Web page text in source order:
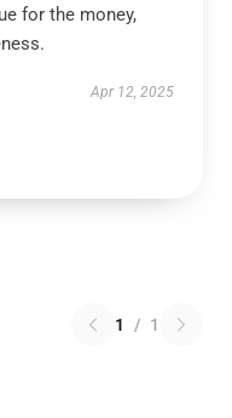
for the money,
Apr 12, 2025
1 / 1